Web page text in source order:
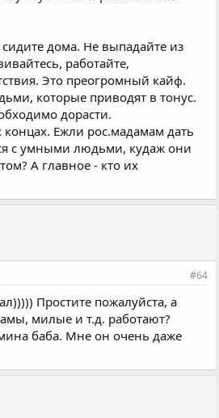
сидите дома. Не выпадайте из
работайте,
Это преогромный кайф.
которые приводят в тонус.
дорасти.
концах. Ежли рос.мадамам дать
с умными людьми, кудаж они
А главное - кто их
#64
Простите пожалуйста, а
милые и т.д. работают?
баба. Мне он очень даже